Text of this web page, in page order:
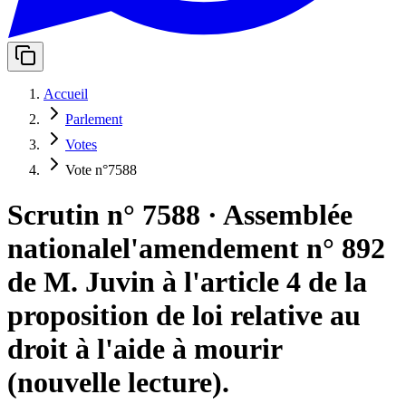
Accueil
Parlement
Votes
Vote n°7588
Scrutin n° 7588 · Assemblée
nationalel'amendement n° 892
de M. Juvin à l'article 4 de la
proposition de loi relative au
droit à l'aide à mourir
(nouvelle lecture).